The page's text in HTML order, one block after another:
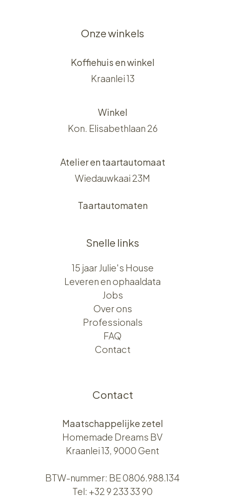
Onze winkels
Koffiehuis en winkel
Kraanlei 13
Winkel
Kon. Elisabethlaan 26
Atelier en taartautomaat
Wiedauwkaai 23M
Taartautomaten
Snelle links
15 jaar Julie's House
Leveren en ophaaldata
Jobs
Over ons​​
Professionals
FAQ
Contact
Contact
Maatschappelijke zetel
Homemade Dreams BV
Kraanlei 13, 9000 Gent
BTW-nummer: BE 0806.988.134
Tel: +32 9 233 33 90